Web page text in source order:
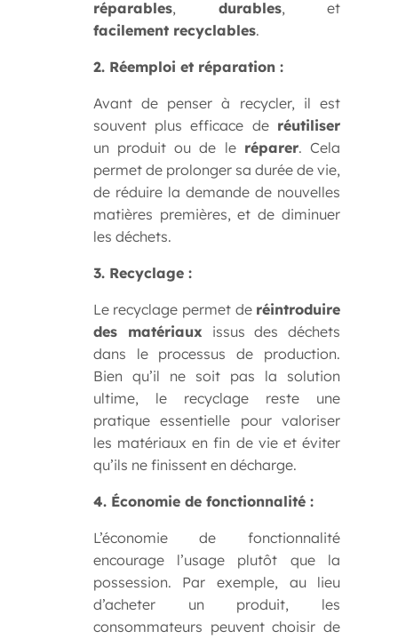
réparables, durables, et
facilement recyclables.
2. Réemploi et réparation :
Avant de penser à recycler, il est
souvent plus efficace de réutiliser
un produit ou de le réparer. Cela
permet de prolonger sa durée de vie,
de réduire la demande de nouvelles
matières premières, et de diminuer
les déchets.
3. Recyclage :
Le recyclage permet de réintroduire
des matériaux issus des déchets
dans le processus de production.
Bien qu’il ne soit pas la solution
ultime, le recyclage reste une
pratique essentielle pour valoriser
les matériaux en fin de vie et éviter
qu’ils ne finissent en décharge.
4. Économie de fonctionnalité :
L’économie de fonctionnalité
encourage l’usage plutôt que la
possession. Par exemple, au lieu
d’acheter un produit, les
consommateurs peuvent choisir de